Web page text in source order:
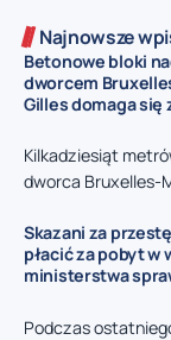
Najnowsze
Betonowe bloki
dworcem
Gilles domaga się
Kilkadziesiąt
dworca Bruxelles-
Skazani za
płacić za pobyt
ministerstwa
Podczas